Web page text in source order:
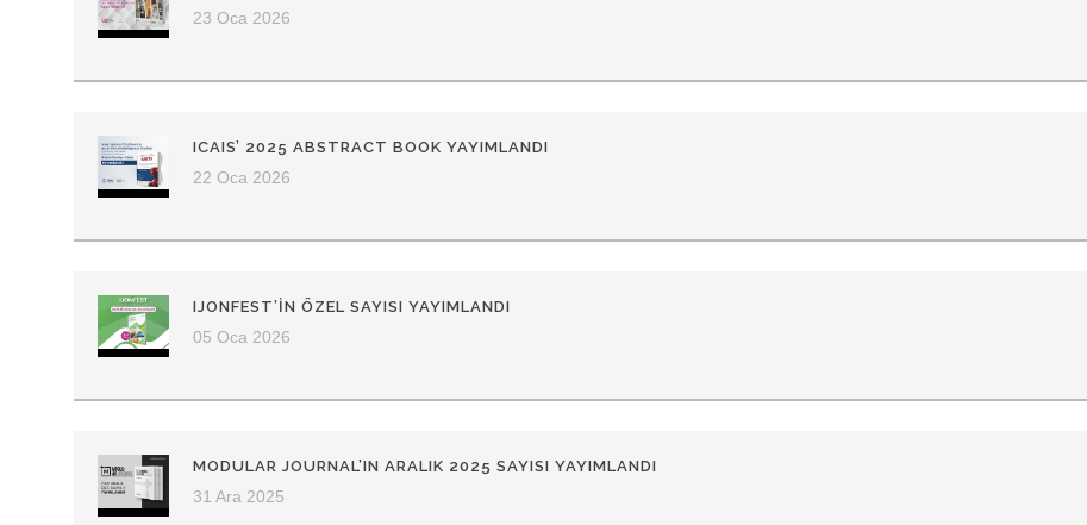
23 Oca 2026
ICAIS’ 2025 ABSTRACT BOOK YAYIMLANDI
22 Oca 2026
IJONFEST’IN ÖZEL SAYISI YAYIMLANDI
05 Oca 2026
MODULAR JOURNAL’IN ARALIK 2025 SAYISI YAYIMLANDI
31 Ara 2025